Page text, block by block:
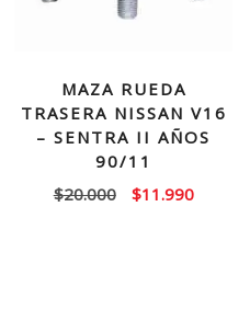
MAZA RUEDA
TRASERA NISSAN V16
– SENTRA II AÑOS
90/11
$20.000
El
$11.990El